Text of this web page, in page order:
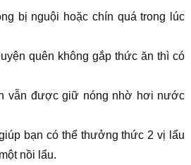
bị nguội hoặc chín quá trong lúc
quên không gắp thức ăn thì có
vẫn được giữ nóng nhờ hơi nước
bạn có thể thưởng thức 2 vị lẩu
nồi lẩu.